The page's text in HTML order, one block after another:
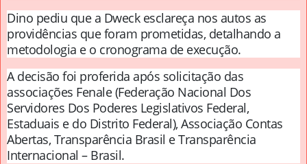
Dino pediu que a Dweck esclareça nos autos as
providências que foram prometidas, detalhando a
metodologia e o cronograma de execução.
A decisão foi proferida após solicitação das
associações Fenale (Federação Nacional Dos
Servidores Dos Poderes Legislativos Federal,
Estaduais e do Distrito Federal), Associação Contas
Abertas, Transparência Brasil e Transparência
Internacional – Brasil.